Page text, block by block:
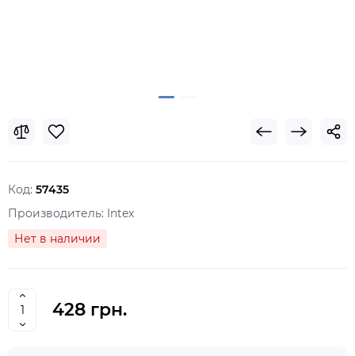
Код: 57435
Производитель: Intex
Нет в наличии
428 грн.